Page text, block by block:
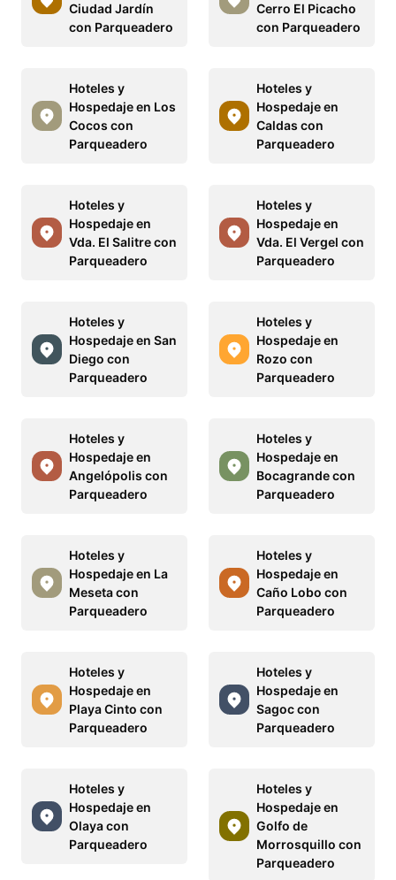
Ciudad Jardín
con Parqueadero
Cerro El Picacho
con Parqueadero
Hoteles y
Hospedaje en Los
Cocos con
Parqueadero
Hoteles y
Hospedaje en
Caldas con
Parqueadero
Hoteles y
Hospedaje en
Vda. El Salitre con
Parqueadero
Hoteles y
Hospedaje en
Vda. El Vergel con
Parqueadero
Hoteles y
Hospedaje en San
Diego con
Parqueadero
Hoteles y
Hospedaje en
Rozo con
Parqueadero
Hoteles y
Hospedaje en
Angelópolis con
Parqueadero
Hoteles y
Hospedaje en
Bocagrande con
Parqueadero
Hoteles y
Hospedaje en La
Meseta con
Parqueadero
Hoteles y
Hospedaje en
Caño Lobo con
Parqueadero
Hoteles y
Hospedaje en
Playa Cinto con
Parqueadero
Hoteles y
Hospedaje en
Sagoc con
Parqueadero
Hoteles y
Hospedaje en
Olaya con
Parqueadero
Hoteles y
Hospedaje en
Golfo de
Morrosquillo con
Parqueadero